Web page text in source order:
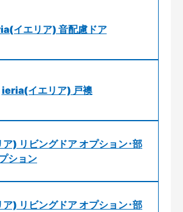
イエリア) 音配慮ドア
ieria(イエリア) 戸襖
) リビングドア オプション･部
ション
) リビングドア オプション･部